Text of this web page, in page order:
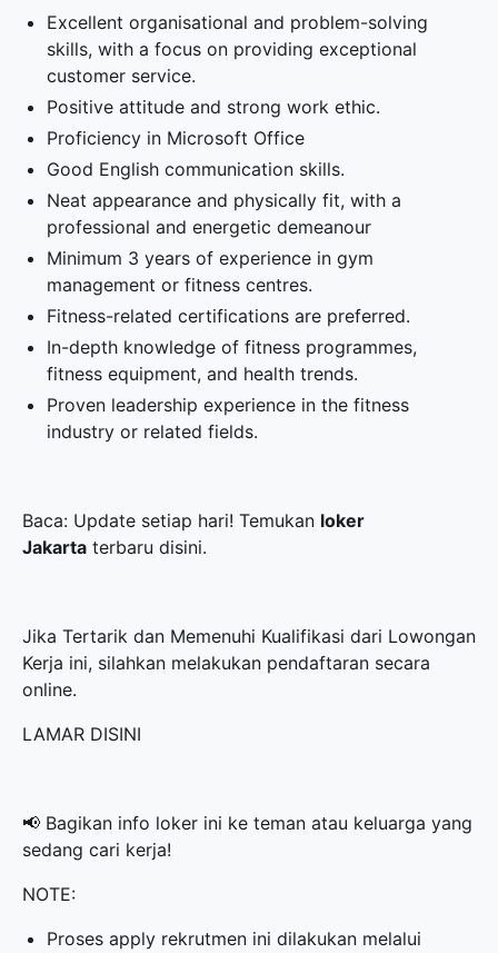
Excellent organisational and problem-solving
skills, with a focus on providing exceptional
customer service.
Positive attitude and strong work ethic.
Proficiency in Microsoft Office
⁠Good English communication skills.
⁠Neat appearance and physically fit, with a
professional and energetic demeanour
Minimum 3 years of experience in gym
management or fitness centres.
Fitness-related certifications are preferred.
In-depth knowledge of fitness programmes,
fitness equipment, and health trends.
⁠Proven leadership experience in the fitness
industry or related fields.
Baca: Update setiap hari! Temukan loker
Jakarta terbaru disini.
Jika Tertarik dan Memenuhi Kualifikasi dari Lowongan
Kerja ini, silahkan melakukan pendaftaran secara
online.
LAMAR DISINI
📢 Bagikan info loker ini ke teman atau keluarga yang
sedang cari kerja!
NOTE:
Proses apply rekrutmen ini dilakukan melalui